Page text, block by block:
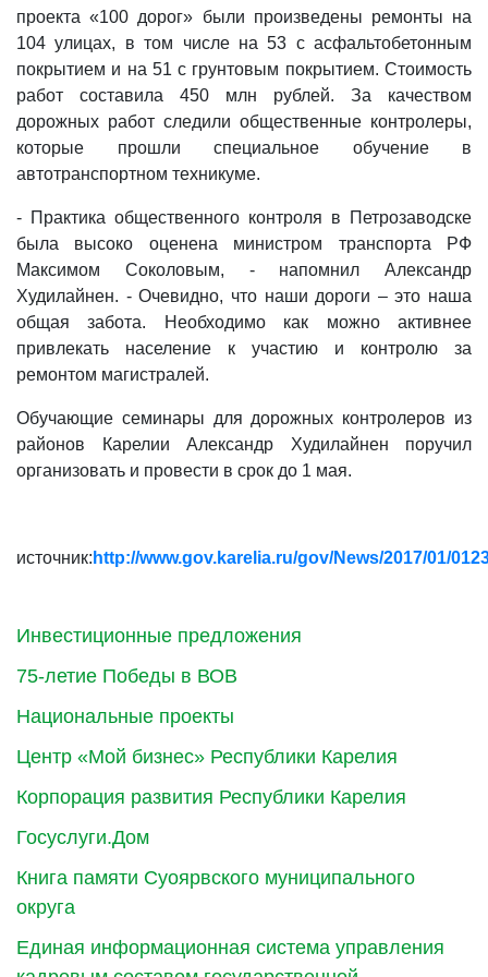
Инвестиционные предложения
75-летие Победы в ВОВ
Национальные проекты
Центр «Мой бизнес» Республики Карелия
Корпорация развития Республики Карелия
Госуслуги.Дом
Книга памяти Суоярвского муниципального
округа
Единая информационная система управления
проекта «100 дорог» были произведены ремонты на
104 улицах, в том числе на 53 с асфальтобетонным
покрытием и на 51 с грунтовым покрытием. Стоимость
работ составила 450 млн рублей. За качеством
дорожных работ следили общественные контролеры,
которые прошли специальное обучение в
автотранспортном техникуме.
- Практика общественного контроля в Петрозаводске
была высоко оценена министром транспорта РФ
Максимом Соколовым, - напомнил Александр
Худилайнен. - Очевидно, что наши дороги – это наша
общая забота. Необходимо как можно активнее
привлекать население к участию и контролю за
ремонтом магистралей.
Обучающие семинары для дорожных контролеров из
районов Карелии Александр Худилайнен поручил
организовать и провести в срок до 1 мая.
источник: http://www.gov.karelia.ru/gov/News/2017/01/